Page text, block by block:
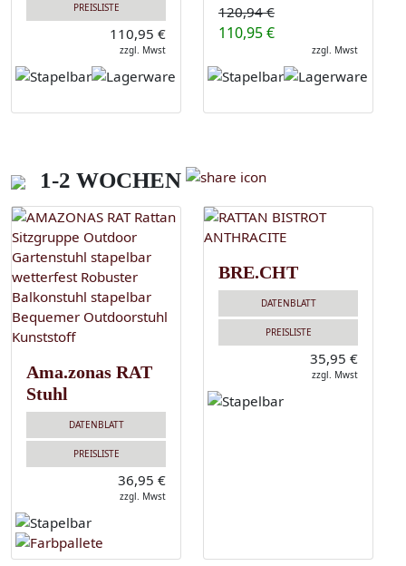
PREISLISTE
110,95 €
zzgl. Mwst
120,94 €
110,95 €
zzgl. Mwst
1-2 WOCHEN
Ama.zonas RAT
Stuhl
DATENBLATT
PREISLISTE
36,95 €
zzgl. Mwst
BRE.CHT
DATENBLATT
PREISLISTE
35,95 €
zzgl. Mwst